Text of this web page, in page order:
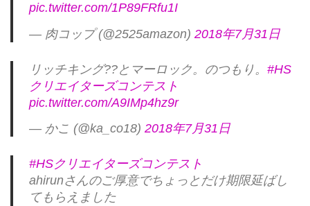
pic.twitter.com/1P89FRfu1I
— 肉コップ (@2525amazon) 2018年7月31日
リッチキング??とマーロック。のつもり。 #HS
クリエイターズコンテスト
pic.twitter.com/A9IMp4hz9r
— かこ (@ka_co18) 2018年7月31日
#HSクリエイターズコンテスト
ahirunさんのご厚意でちょっとだけ期限延ばし
てもらえました